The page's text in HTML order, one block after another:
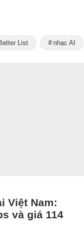
List nhạc AI
Việt Nam:
và giá 114